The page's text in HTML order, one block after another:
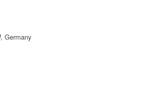
Germany